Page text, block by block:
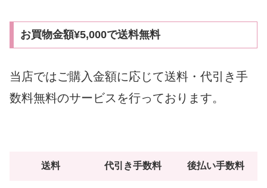
お買物金額¥5,000で送料無料
当店ではご購入金額に応じて送料・代引き手
数料無料のサービスを行っております。
送料 代引き手数料 後払い手数料